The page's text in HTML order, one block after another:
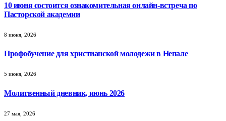
10 июня состоится ознакомительная онлайн-встреча по
Пасторской академии
8 июня, 2026
Профобучение для христианской молодежи в Непале
5 июня, 2026
Молитвенный дневник, июнь 2026
27 мая, 2026